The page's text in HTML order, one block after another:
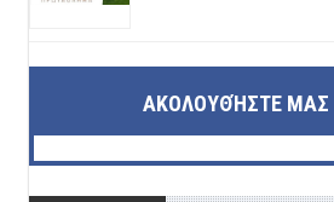
ΑΚΟΛΟΥΘΉΣΤΕ ΜΑΣ